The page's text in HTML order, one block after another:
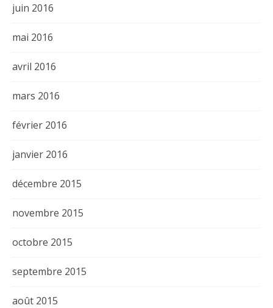
juin 2016
mai 2016
avril 2016
mars 2016
février 2016
janvier 2016
décembre 2015
novembre 2015
octobre 2015
septembre 2015
août 2015